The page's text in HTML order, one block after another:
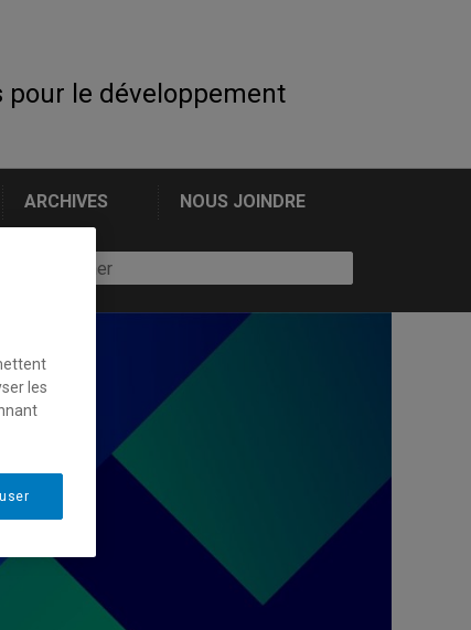
pour le développement
ARCHIVES NOUS JOINDRE
les